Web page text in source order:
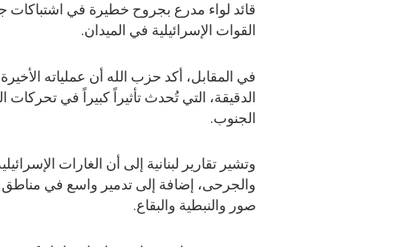
قائد لواء مدرع بجروح خطيرة في اشتباكات
القوات الإسرائيلية في الميدان.
في المقابل، أكد حزب الله أن عملياته
الدقيقة، التي تُحدث تأثيراً كبيراً في تحركات
الجنوب.
وتشير تقارير لبنانية إلى أن الغارات
والجرحى، إضافة إلى تدمير واسع في
صور والنبطية والبقاع.